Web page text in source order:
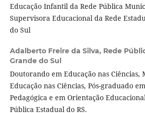
Educação Infantil da Rede Pública
Supervisora Educacional da Rede
do Sul
Adalberto Freire da Silva, Rede
Grande do Sul
Doutorando em Educação nas Ciências,
Educação nas Ciências, Pós-graduado
Pedagógica e em Orientação
Pública Estadual do RS.